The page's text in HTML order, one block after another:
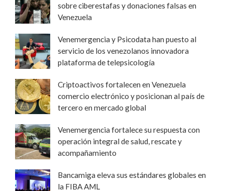
sobre ciberestafas y donaciones falsas en
Venezuela
Venemergencia y Psicodata han puesto al
servicio de los venezolanos innovadora
plataforma de telepsicología
Criptoactivos fortalecen en Venezuela
comercio electrónico y posicionan al país de
tercero en mercado global
Venemergencia fortalece su respuesta con
operación integral de salud, rescate y
acompañamiento
Bancamiga eleva sus estándares globales en
la FIBA AML